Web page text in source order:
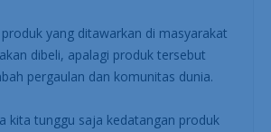
yang ditawarkan di masyarakat
dibeli, apalagi produk tersebut
pergaulan dan komunitas dunia.
kita tunggu saja kedatangan produk